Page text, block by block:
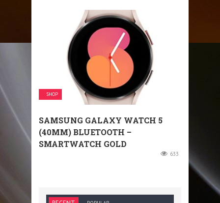
SHOP
SAMSUNG GALAXY WATCH 5
(40MM) BLUETOOTH –
SMARTWATCH GOLD
633